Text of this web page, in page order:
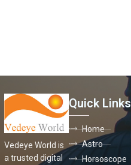
Vedeye World is
a trusted digital
Quick Links
Home
Astro
Horsoscope